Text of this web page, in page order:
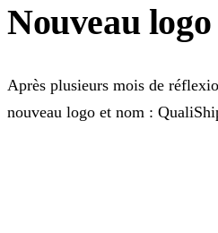
Nouveau
Après plusieurs mois de
nouveau logo et nom :